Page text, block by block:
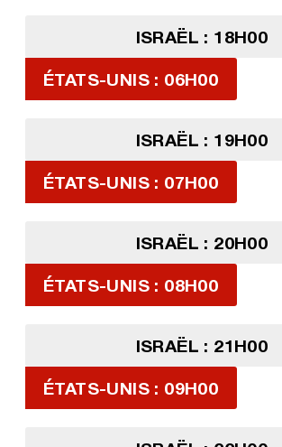
ISRAËL : 18H00
ÉTATS-UNIS : 06H00
ISRAËL : 19H00
ÉTATS-UNIS : 07H00
ISRAËL : 20H00
ÉTATS-UNIS : 08H00
ISRAËL : 21H00
ÉTATS-UNIS : 09H00